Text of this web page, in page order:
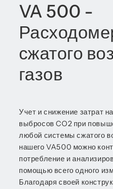
VA 500 -
сжатого
газов
Учет и снижение затрат
выбросов CO2 при
любой системы сжатого
нашего VA500 можно
потребление и
помощью всего одного
Благодаря своей